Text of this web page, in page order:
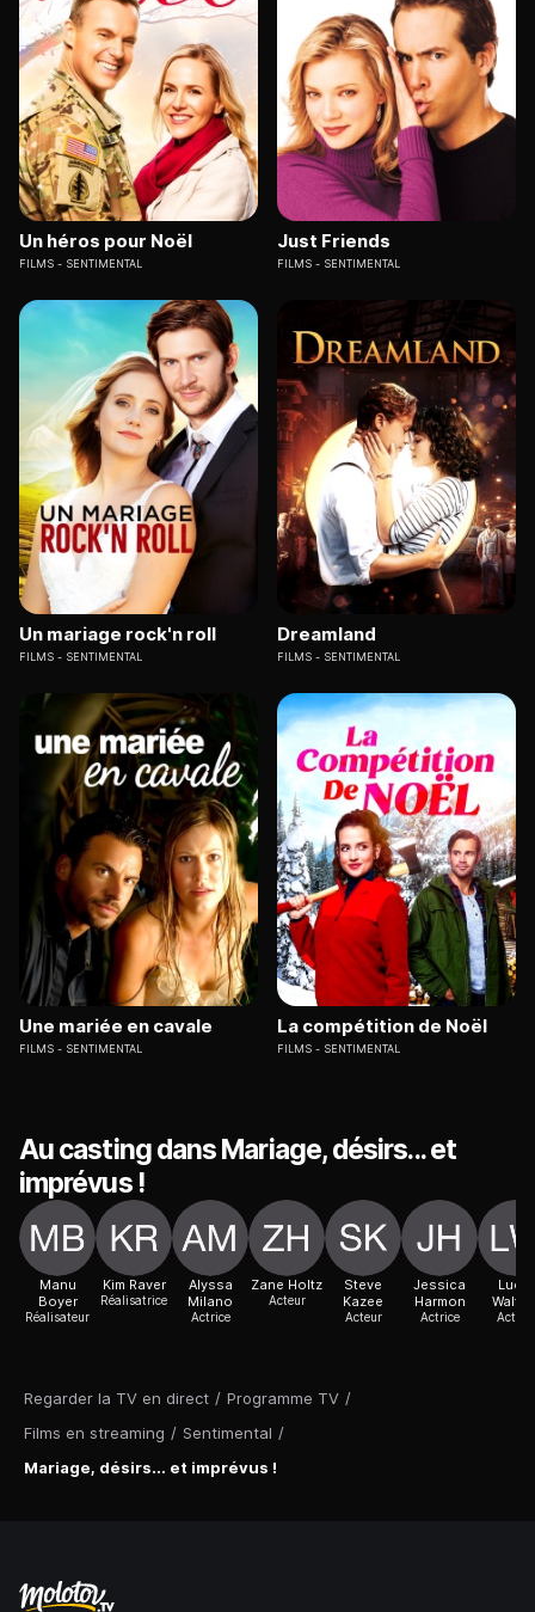
Regarder la TV en direct / Programme TV /
Films en streaming / Sentimental /
Mariage, désirs... et imprévus !
Un héros pour Noël
FILMS SENTIMENTAL
Just Friends
FILMS SENTIMENTAL
Un mariage rock'n roll
FILMS SENTIMENTAL
Dreamland
FILMS SENTIMENTAL
Une mariée en cavale
FILMS SENTIMENTAL
La compétition de Noël
FILMS SENTIMENTAL
Au casting dans Mariage, désirs... et
imprévus !
Manu
Boyer
Réalisateur
Kim Raver
Réalisatrice
Alyssa
Milano
Actrice
Zane Holtz
Acteur
Steve
Kazee
Acteur
Jessica
Harmon
Actrice
Lucia
Actrice